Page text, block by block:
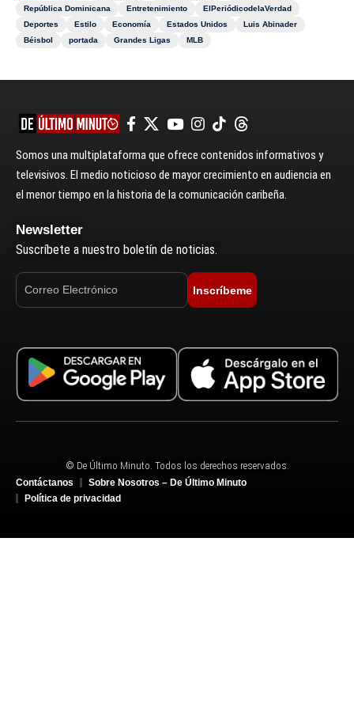
República Dominicana
Entretenimiento
ElPeriódicodelaVerdad
Deportes
Estilo Economía Estados Unidos
Luis Abinader
Béisbol
portada Grandes Ligas MLB
Somos una multiplataforma que ofrece contenidos informativos y
televisivos. El medio noticioso de mayor crecimiento en audiencia en
el menor tiempo en la historia de la comunicación caribeña.
Newsletter
Suscríbete a nuestro boletín de noticias.
Inscríbeme
© De Último Minuto. Todos los derechos reservados.
Contáctanos
Sobre Nosotros – De Último Minuto
Política de privacidad